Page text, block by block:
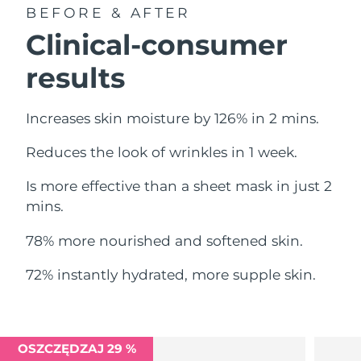
BEFORE & AFTER
Clinical-consumer
results
Increases skin moisture by 126% in 2 mins.
Reduces the look of wrinkles in 1 week.
Is more effective than a sheet mask in just 2
mins.
78% more nourished and softened skin.
72% instantly hydrated, more supple skin.
OSZCZĘDZAJ 29 %
Liban
Oczekiwany czas dostawy
Luksemburg
11/08/2026
SRA Makau (Chiny)
Oczekiwany czas dostawy
Malezja
Oczekiwany czas dostawy
Monako